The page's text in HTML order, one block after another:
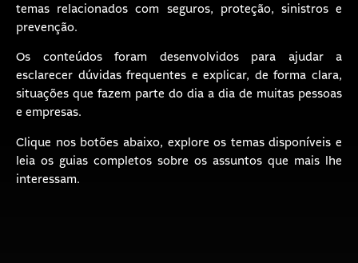
temas relacionados com seguros, proteção, sinistros e
prevenção.
Os conteúdos foram desenvolvidos para ajudar a
esclarecer dúvidas frequentes e explicar, de forma clara,
situações que fazem parte do dia a dia de muitas pessoas
e empresas.
Clique nos botões abaixo, explore os temas disponíveis e
leia os guias completos sobre os assuntos que mais lhe
interessam.